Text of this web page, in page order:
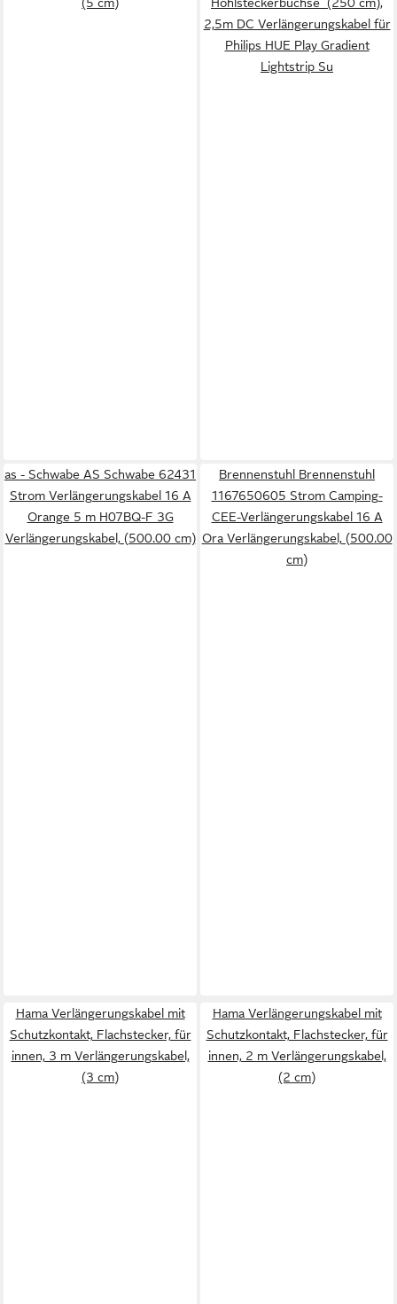
2,5m DC Verlängerungskabel für
Philips HUE Play Gradient
Lightstrip Su
as - Schwabe AS Schwabe 62431
Strom Verlängerungskabel 16 A
Orange 5 m H07BQ-F 3G
Verlängerungskabel, (500.00 cm)
Brennenstuhl Brennenstuhl
1167650605 Strom Camping-
CEE-Verlängerungskabel 16 A
Ora Verlängerungskabel, (500.00
cm)
Hama Verlängerungskabel mit
Schutzkontakt, Flachstecker, für
innen, 3 m Verlängerungskabel,
(3 cm)
Hama Verlängerungskabel mit
Schutzkontakt, Flachstecker, für
innen, 2 m Verlängerungskabel,
(2 cm)